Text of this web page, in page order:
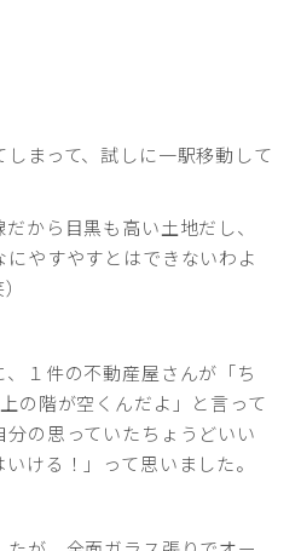
まって、試しに一駅移動して
から目黒も高い土地だし、
やすやすとはできないわよ
１件の不動産屋さんが「ち
の階が空くんだよ」と言って
の思っていたちょうどいい
ける！」って思いました。